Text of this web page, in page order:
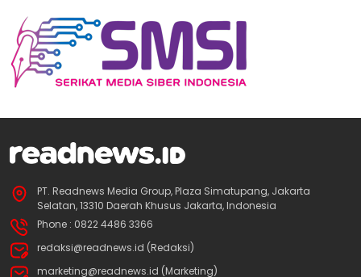
PT. Readnews Media Group, Plaza Simatupang, Jakarta
Selatan, 13310 Daerah Khusus Jakarta, Indonesia
Phone : 0822 4486 3366
redaksi@readnews.id (Redaksi)
marketing@readnews.id (Marketing)